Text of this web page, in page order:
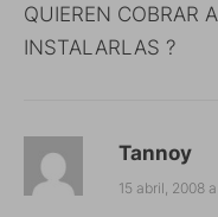
QUIEREN COBRAR
INSTALARLAS ?
Tannoy
15 abril, 2008